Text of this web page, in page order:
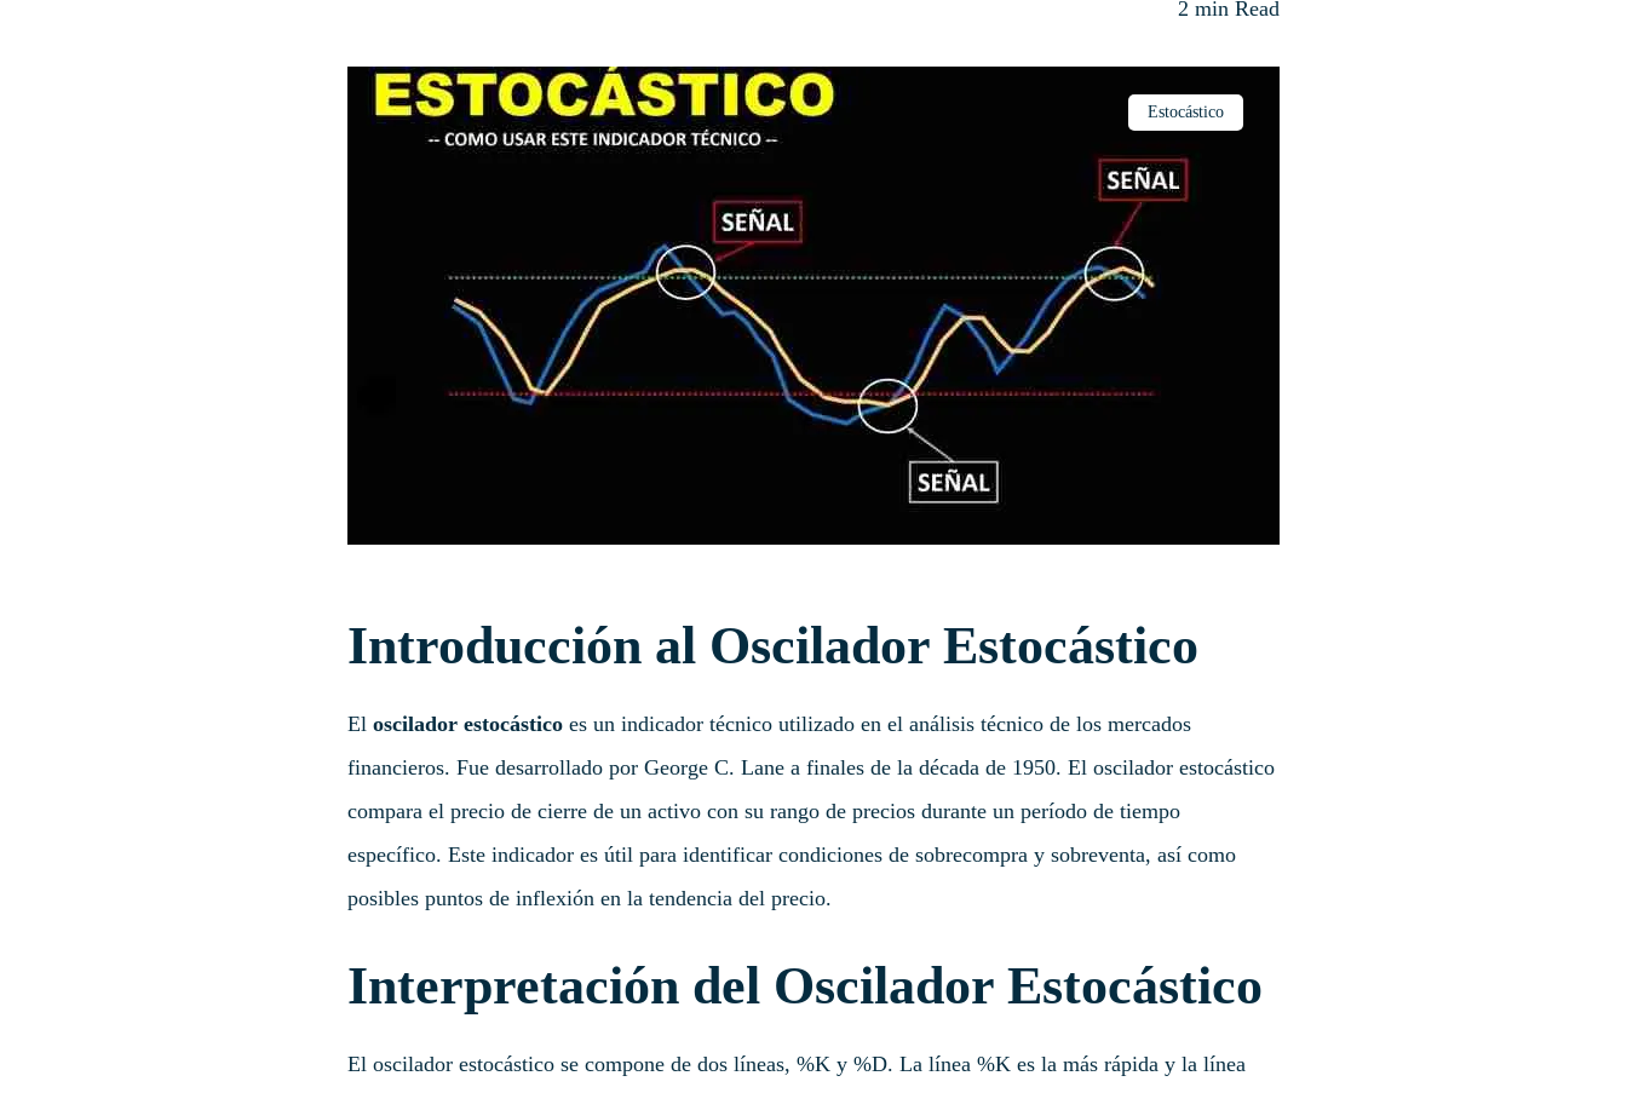
2 min Read
Estocástico
Introducción al Oscilador Estocástico
El oscilador estocástico es un indicador técnico utilizado en el análisis técnico de los mercados
financieros. Fue desarrollado por George C. Lane a finales de la década de 1950. El oscilador estocástico
compara el precio de cierre de un activo con su rango de precios durante un período de tiempo
específico. Este indicador es útil para identificar condiciones de sobrecompra y sobreventa, así como
posibles puntos de inflexión en la tendencia del precio.
Interpretación del Oscilador Estocástico
El oscilador estocástico se compone de dos líneas, %K y %D. La línea %K es la más rápida y la línea